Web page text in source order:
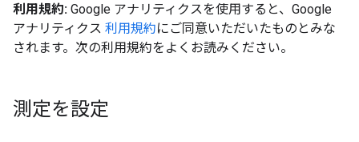
利用規約: Google アナリティクスを使用すると、Google
アナリティクス 利用規約にご同意いただいたものとみな
されます。次の利用規約をよくお読みください。
測定を設定